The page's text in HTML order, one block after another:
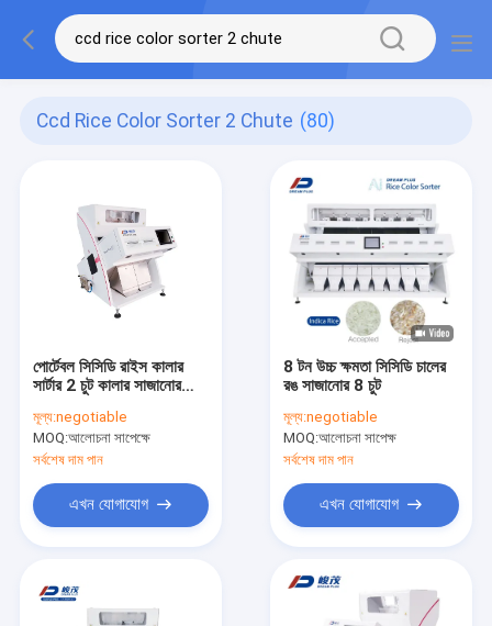
Ccd Rice Color Sorter 2 Chute (80)
পোর্টেবল সিসিডি রাইস কালার
সার্টার 2 চুট কালার সাজানোর
মূল্য:negotiable
MOQ:আলোচনা সাপেক্ষে
সর্বশেষ দাম পান
এখন যোগাযোগ
8 টন উচ্চ ক্ষমতা সিসিডি চালের
রঙ সাজানোর 8 চুট
মূল্য:negotiable
MOQ:আলোচনা সাপেক্ষ
সর্বশেষ দাম পান
এখন যোগাযোগ